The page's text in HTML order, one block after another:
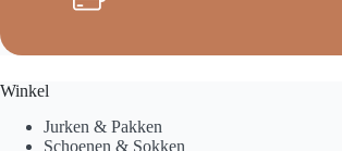
Winkel
Jurken & Pakken
Schoenen & Sokken